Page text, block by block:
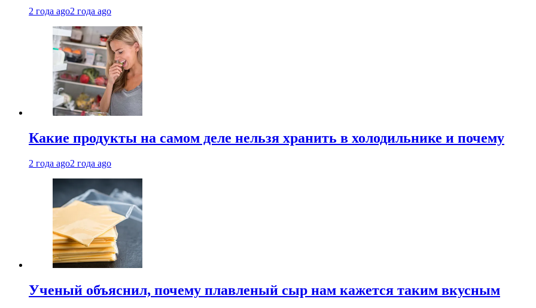
2 года ago2 года ago
Какие продукты на самом деле нельзя хранить в холодильнике и почему
2 года ago2 года ago
Ученый объяснил, почему плавленый сыр нам кажется таким вкусным